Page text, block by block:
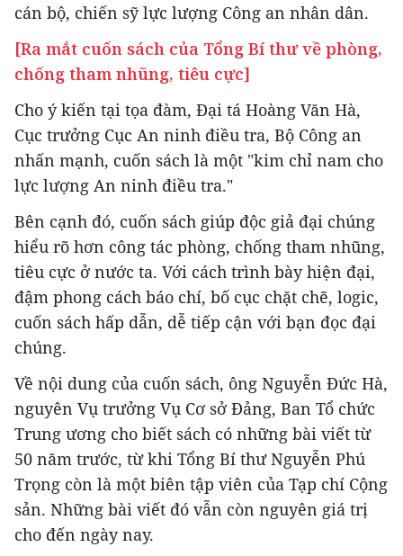
cán bộ, chiến sỹ lực lượng Công an nhân dân.
[Ra mắt cuốn sách của Tổng Bí thư về phòng,
chống tham nhũng, tiêu cực]
Cho ý kiến tại tọa đàm, Đại tá Hoàng Văn Hà,
Cục trưởng Cục An ninh điều tra, Bộ Công an
nhấn mạnh, cuốn sách là một "kim chỉ nam cho
lực lượng An ninh điều tra."
Bên cạnh đó, cuốn sách giúp độc giả đại chúng
hiểu rõ hơn công tác phòng, chống tham nhũng,
tiêu cực ở nước ta. Với cách trình bày hiện đại,
đậm phong cách báo chí, bố cục chặt chẽ, logic,
cuốn sách hấp dẫn, dễ tiếp cận với bạn đọc đại
chúng.
Về nội dung của cuốn sách, ông Nguyễn Đức Hà,
nguyên Vụ trưởng Vụ Cơ sở Đảng, Ban Tổ chức
Trung ương cho biết sách có những bài viết từ
50 năm trước, từ khi Tổng Bí thư Nguyễn Phú
Trọng còn là một biên tập viên của Tạp chí Cộng
sản. Những bài viết đó vẫn còn nguyên giá trị
cho đến ngày nay.